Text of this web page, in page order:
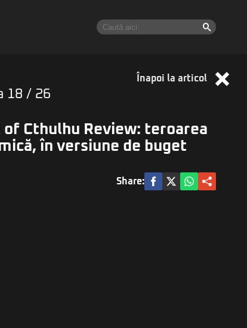
Înapoi la articol
18 / 26
of Cthulhu Review: teroarea
în versiune de buget
Share: